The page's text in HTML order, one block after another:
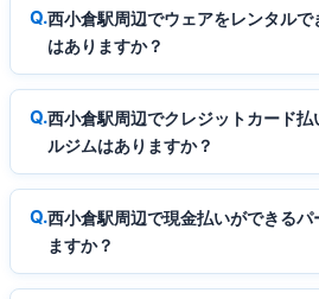
西小倉駅周辺でウェアをレンタルで
はありますか？
西小倉駅周辺でクレジットカード
ルジムはありますか？
西小倉駅周辺で現金払いができるパ
ますか？